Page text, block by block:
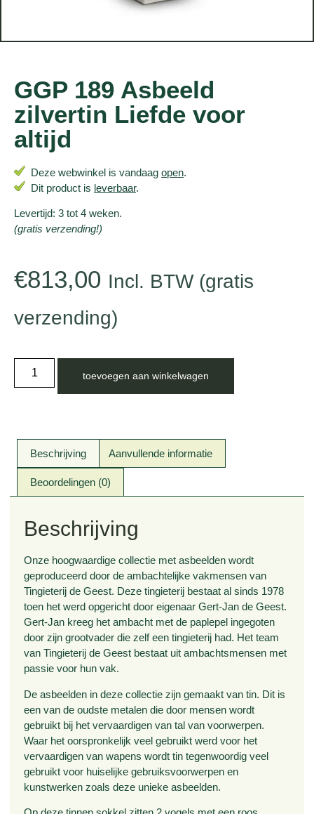
GGP 189 Asbeeld
zilvertin Liefde voor
altijd
Deze webwinkel is vandaag open.
Dit product is leverbaar.
Levertijd: 3 tot 4 weken.
(gratis verzending!)
€813,00 Incl. BTW (gratis
verzending)
toevoegen aan winkelwagen
Beschrijving Aanvullende informatie
Beoordelingen (0)
Beschrijving
Onze hoogwaardige collectie met asbeelden wordt
geproduceerd door de ambachtelijke vakmensen van
Tingieterij de Geest. Deze tingieterij bestaat al sinds 1978
toen het werd opgericht door eigenaar Gert-Jan de Geest.
Gert-Jan kreeg het ambacht met de paplepel ingegoten
door zijn grootvader die zelf een tingieterij had. Het team
van Tingieterij de Geest bestaat uit ambachtsmensen met
passie voor hun vak.
De asbeelden in deze collectie zijn gemaakt van tin. Dit is
een van de oudste metalen die door mensen wordt
gebruikt bij het vervaardigen van tal van voorwerpen.
Waar het oorspronkelijk veel gebruikt werd voor het
vervaardigen van wapens wordt tin tegenwoordig veel
gebruikt voor huiselijke gebruiksvoorwerpen en
kunstwerken zoals deze unieke asbeelden.